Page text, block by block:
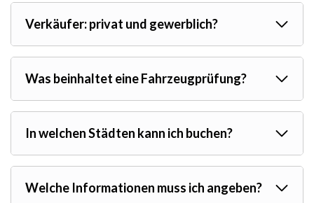
Verkäufer: privat und gewerblich?
Was beinhaltet eine Fahrzeugprüfung?
In welchen Städten kann ich buchen?
Welche Informationen muss ich angeben?